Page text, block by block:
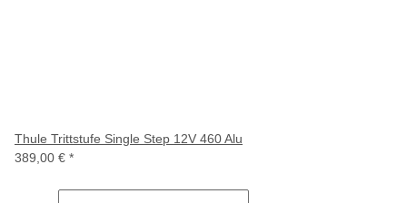
Thule Trittstufe Single Step 12V 460 Alu
389,00 € *